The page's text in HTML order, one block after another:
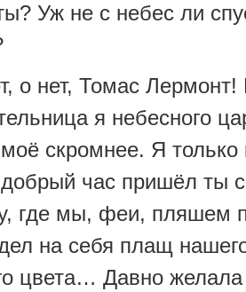
Уж не с небес ли
о нет, Томас Лермонт!
я небесного
скромнее. Я только
час пришёл ты
где мы, феи, пляшем
на себя плащ
цвета… Давно